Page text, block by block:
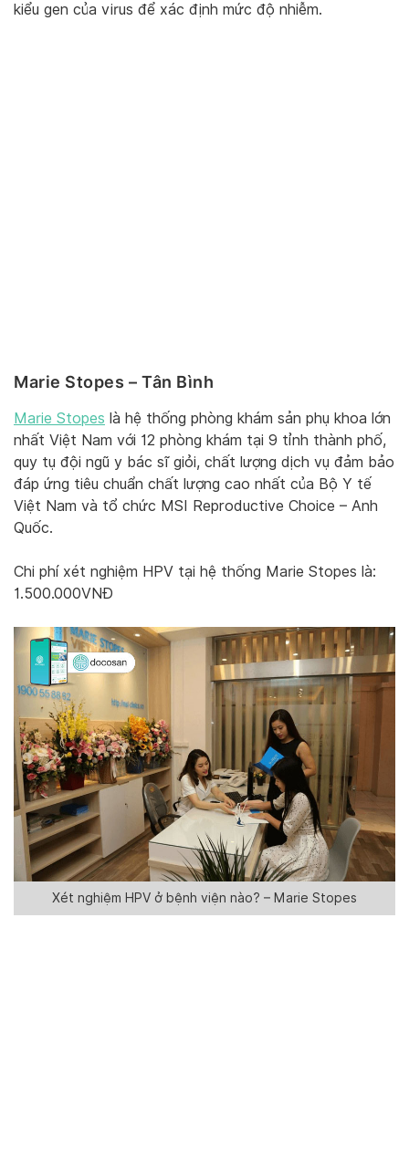
kiểu gen của virus để xác định mức độ nhiễm.
Marie Stopes – Tân Bình
Marie Stopes là hệ thống phòng khám sản phụ khoa lớn
nhất Việt Nam với 12 phòng khám tại 9 tỉnh thành phố,
quy tụ đội ngũ y bác sĩ giỏi, chất lượng dịch vụ đảm bảo
đáp ứng tiêu chuẩn chất lượng cao nhất của Bộ Y tế
Việt Nam và tổ chức MSI Reproductive Choice – Anh
Quốc.
Chi phí xét nghiệm HPV tại hệ thống Marie Stopes là:
1.500.000VNĐ
Xét nghiệm HPV ở bệnh viện nào? – Marie Stopes